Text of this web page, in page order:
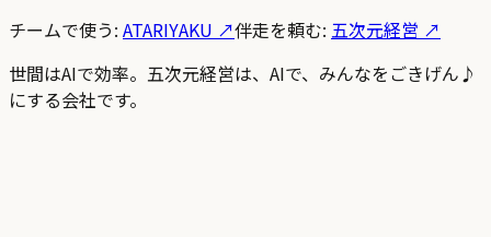
チームで使う: ATARIYAKU ↗伴走を頼む: 五次元経営 ↗
世間はAIで効率。五次元経営は、AIで、みんなをごきげん♪
にする会社です。